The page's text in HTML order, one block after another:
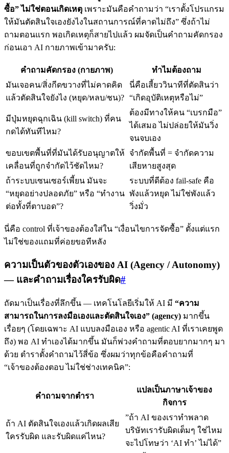
ซื้อ” ไม่ใช่ตอนเกิดเหตุ เพราะมันคือคำถามว่า “เราตั้งโปรแกรม
ให้มันตัดสินใจเองยังไงในสถานการณ์ที่คาดไม่ถึง” ซึ่งถ้าไม่
ถามตอนแรก พอเกิดเหตุก็สายไปแล้ว ผมจัดเป็นคำถามคัดกรอง
ก่อนเอา AI กายภาพเข้ามาครับ:
คำถามคัดกรอง (กายภาพ)
ทำไมต้องถาม
มันเจอคน/สิ่งกีดขวางที่ไม่คาดคิด
แล้วตัดสินใจยังไง (หยุด/หลบ/ชน)?
นี่คือเสี้ยววินาทีที่ตัดสินว่า
“เกิดอุบัติเหตุหรือไม่”
มีปุ่มหยุดฉุกเฉิน (kill switch) ที่คน
กดได้ทันทีไหม?
ต้องมีทางให้คน “เบรกมือ”
ได้เสมอ ไม่ปล่อยให้มันวิ่ง
จนจบเอง
ขอบเขตพื้นที่ที่มันได้รับอนุญาตให้
เคลื่อนที่ถูกจำกัดไว้ชัดไหม?
จำกัดพื้นที่ = จำกัดความ
เสียหายสูงสุด
ถ้าระบบเซนเซอร์เพี้ยน มันจะ
“หยุดอย่างปลอดภัย” หรือ “ทำงาน
ต่อทั้งที่ตาบอด”?
ระบบที่ดีต้อง fail-safe คือ
พังแล้วหยุด ไม่ใช่พังแล้ว
วิ่งมั่ว
นี่คือ control ที่เจ้าของต้องใส่ใน “เงื่อนไขการจัดซื้อ” ตั้งแต่แรก
ไม่ใช่ของแถมที่ค่อยขอทีหลัง
ความเป็นตัวของตัวเองของ AI (Agency / Autonomy)
— และคำถามเรื่องใครรับผิด#
ถัดมาเป็นเรื่องที่ลึกขึ้น — เทคโนโลยีเริ่มให้ AI มี “ความ
สามารถในการลงมือเองและตัดสินใจเอง” (agency) มากขึ้น
เรื่อยๆ (โดยเฉพาะ AI แบบลงมือเอง หรือ agentic AI ที่เราเคยพูด
ถึง) พอ AI ทำเองได้มากขึ้น มันก็พ่วงคำถามที่ตอบยากมากๆ มา
ด้วย ตำราตั้งคำถามไว้สี่ข้อ ซึ่งผมว่าทุกข้อคือคำถามที่
“เจ้าของต้องตอบ ไม่ใช่ช่างเทคนิค”:
คำถามจากตำรา
แปลเป็นภาษาเจ้าของ
กิจการ
ถ้า AI ตัดสินใจเองแล้วเกิดผลเสีย
ใครรับผิด และรับผิดแค่ไหน?
”ถ้า AI ของเราทำพลาด
บริษัทเรารับผิดเต็มๆ ใช่ไหม
จะไปโทษว่า ‘AI ทำ’ ไม่ได้”